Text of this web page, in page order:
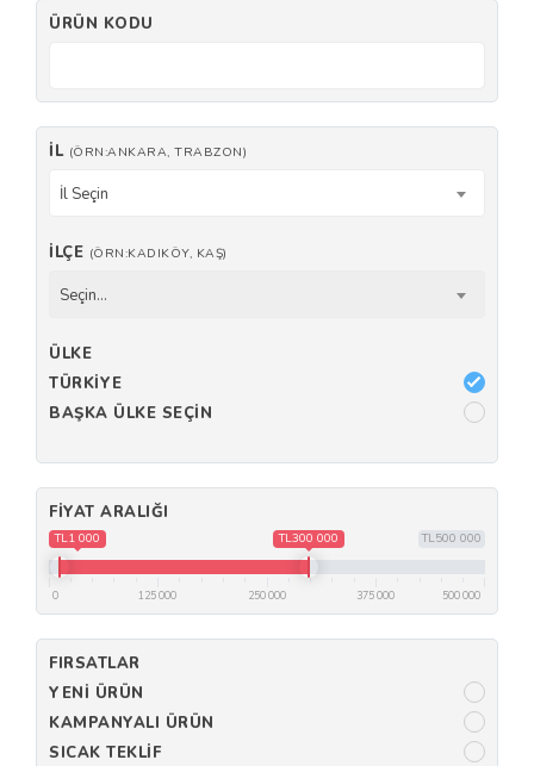
ÜRÜN KODU
İL (ÖRN:ANKARA, TRABZON)
İl Seçin
İLÇE (ÖRN:KADIKÖY, KAŞ)
Seçin...
ÜLKE
TÜRKIYE
BAŞKA ÜLKE SEÇIN
FIYAT ARALIĞI
TL500 000
TL1 000 TL300 000
0 125 000 250 000 375 000 500 000
FIRSATLAR
YENI ÜRÜN
KAMPANYALI ÜRÜN
SICAK TEKLIF